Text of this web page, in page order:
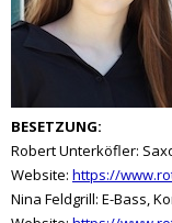
BESETZUNG:
Robert Unterköfler:
Website: https://
Nina Feldgrill: E-Bass,